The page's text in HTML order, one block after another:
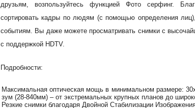
друзьям, возпользуйтесь функцией Фото серфинг.
сортировать кадры по людям (с помощью определения
событиям. Вы даже можете просматривать снимки с
с поддержкой HDTV.
Подробности:
Максимальная оптическая мощь в минимальном размере:
зум (28-840мм) – от экстремальных крупных планов до
Резкие снимки благодаря Двойной Стабилизации